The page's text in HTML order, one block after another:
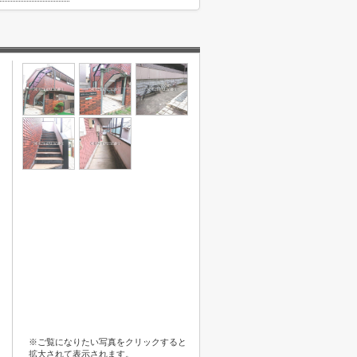
※ご覧になりたい写真をクリックすると
拡大されて表示されます。